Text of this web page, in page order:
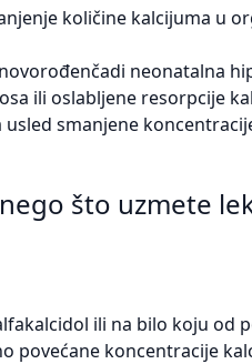
količine kalcijuma u
neonatalna
ili oslabljene resorpcije
smanjene
što uzmete
ili na bilo koju od
povećane koncentracije